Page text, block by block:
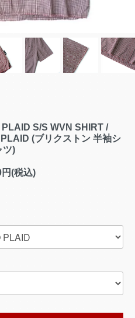
S/S WVN SHIRT /
(ブリクストン 半袖シ
ツ)
(税込)